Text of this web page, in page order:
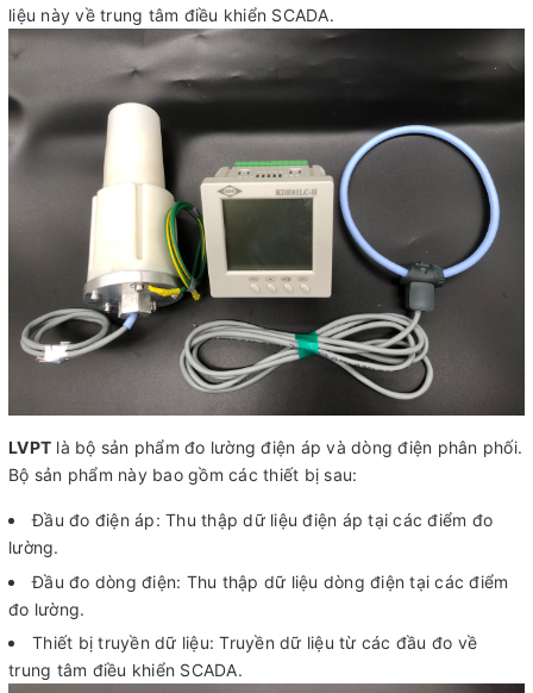
liệu này về trung tâm điều khiển SCADA.
LVPT là bộ sản phẩm đo lường điện áp và dòng điện phân phối.
Bộ sản phẩm này bao gồm các thiết bị sau:
Đầu đo điện áp: Thu thập dữ liệu điện áp tại các điểm đo
lường.
Đầu đo dòng điện: Thu thập dữ liệu dòng điện tại các điểm
đo lường.
Thiết bị truyền dữ liệu: Truyền dữ liệu từ các đầu đo về
trung tâm điều khiển SCADA.